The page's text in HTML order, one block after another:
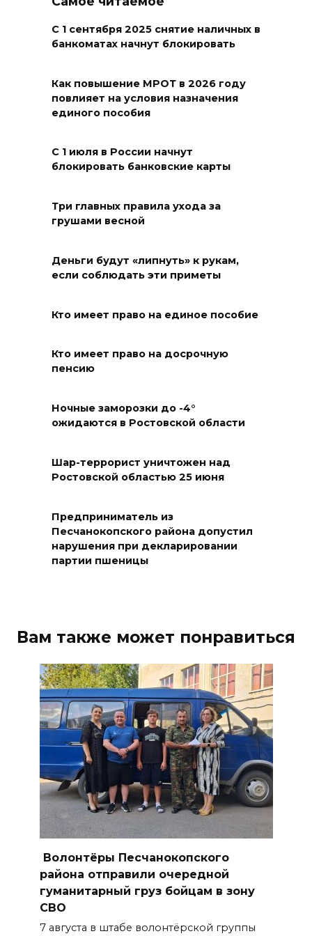
10 августа 2026 18:28
10 августа 2026 18:26
пожароопасность в регионе
От початка до комбикорма
Стартует прием заявок
поддержку от донских
кластеров
10 августа 2026 18:16
Антитренд сезона:
жительница Волгодонска
10 августа 2026 18:13
сделать детство доступным
для каждого: инклюзия,
поддержка семей и новые
Выйти за рамки: Т2 ломает
рекламной программе
10 августа 2026 17:54
На Дону более 36 тысяч
выпускников подали
заявления в колледжи и
техникумы
10 августа 2026 17:18
Правительство: Донские
туркомпании повышают
производительность труда
10 августа 2026 17:04
С 1 сентября 2025 снятие наличных в
банкоматах начнут блокировать
Как повышение МРОТ в 2026 году
повлияет на условия назначения
единого пособия
С 1 июля в России начнут
блокировать банковские карты
Три главных правила ухода за
грушами весной
Деньги будут «липнуть» к рукам,
если соблюдать эти приметы
Кто имеет право на единое пособие
Кто имеет право на досрочную
пенсию
Ночные заморозки до -4°
ожидаются в Ростовской области
Шар-террорист уничтожен над
Ростовской областью 25 июня
Предприниматель из
Песчанокопского района допустил
нарушения при декларировании
партии пшеницы
Вам также может понравиться
Волонтёры Песчанокопского
района отправили очередной
гуманитарный груз бойцам в зону
СВО
7 августа в штабе волонтёрской группы